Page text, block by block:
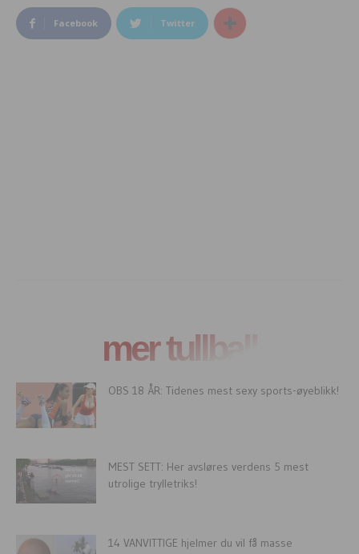
Facebook Twitter
mer tullball
OBS 18 ÅR: Tidenes mest sexy sports-øyeblikk!
MEST SETT: Her avsløres verdens 5 mest
utrolige trylletriks!
14 VANVITTIGE hjelmer du vil få masse